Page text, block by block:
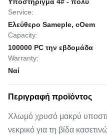
Service:
Ελεύθερο Sameple, cOem
Capacity:
100000 PC την εβδομάδα
Warranty:
Ναί
Περιγραφή προϊόντος
Χλωμό χρυσό μακρύ
νεκρικό για τη βίδα